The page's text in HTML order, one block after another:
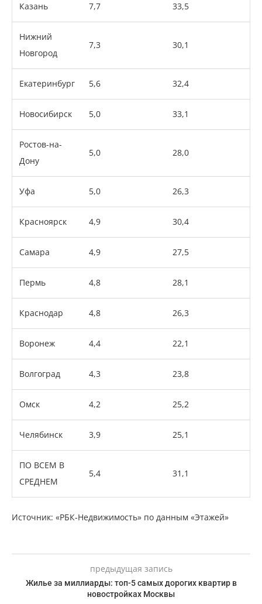
Казань 7,7 33,5
Нижний
Новгород
7,3 30,1
Екатеринбург 5,6 32,4
Новосибирск 5,0 33,1
Ростов-на-
Дону
5,0 28,0
Уфа 5,0 26,3
Красноярск 4,9 30,4
Самара 4,9 27,5
Пермь 4,8 28,1
Краснодар 4,8 26,3
Воронеж 4,4 22,1
Волгоград 4,3 23,8
Омск 4,2 25,2
Челябинск 3,9 25,1
ПО ВСЕМ В
СРЕДНЕМ
5,4 31,1
Источник: «РБК-Недвижимость» по данным «Этажей»
предыдущая запись
Жилье за миллиарды: топ-5 самых дорогих квартир в
новостройках Москвы